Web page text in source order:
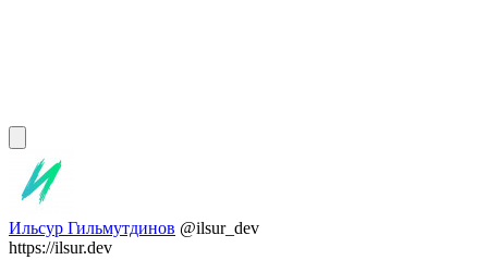
Ильсур Гильмутдинов @ilsur_dev
https://ilsur.dev